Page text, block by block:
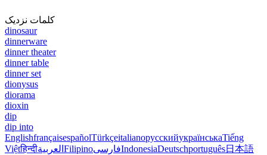
کلمات نزدیک
dinosaur
dinnerware
dinner theater
dinner table
dinner set
dionysus
diorama
dioxin
dip
dip into
EnglishfrançaisespañolTürkçeitalianoрусскийукраїнськаTiếng
Việtहिन्दीالعربية FilipinoفارسیIndonesiaDeutschportuguês日本語